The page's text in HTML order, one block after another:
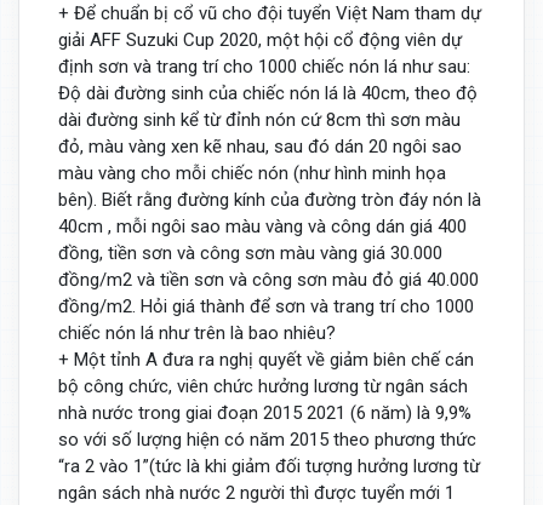
+ Để chuẩn bị cổ vũ cho đội tuyển Việt Nam tham dự
giải AFF Suzuki Cup 2020, một hội cổ động viên dự
định sơn và trang trí cho 1000 chiếc nón lá như sau:
Độ dài đường sinh của chiếc nón lá là 40cm, theo độ
dài đường sinh kể từ đỉnh nón cứ 8cm thì sơn màu
đỏ, màu vàng xen kẽ nhau, sau đó dán 20 ngôi sao
màu vàng cho mỗi chiếc nón (như hình minh họa
bên). Biết rằng đường kính của đường tròn đáy nón là
40cm , mỗi ngôi sao màu vàng và công dán giá 400
đồng, tiền sơn và công sơn màu vàng giá 30.000
đồng/m2 và tiền sơn và công sơn màu đỏ giá 40.000
đồng/m2. Hỏi giá thành để sơn và trang trí cho 1000
chiếc nón lá như trên là bao nhiêu?
+ Một tỉnh A đưa ra nghị quyết về giảm biên chế cán
bộ công chức, viên chức hưởng lương từ ngân sách
nhà nước trong giai đoạn 2015 2021 (6 năm) là 9,9%
so với số lượng hiện có năm 2015 theo phương thức
“ra 2 vào 1”(tức là khi giảm đối tượng hưởng lương từ
ngân sách nhà nước 2 người thì được tuyển mới 1